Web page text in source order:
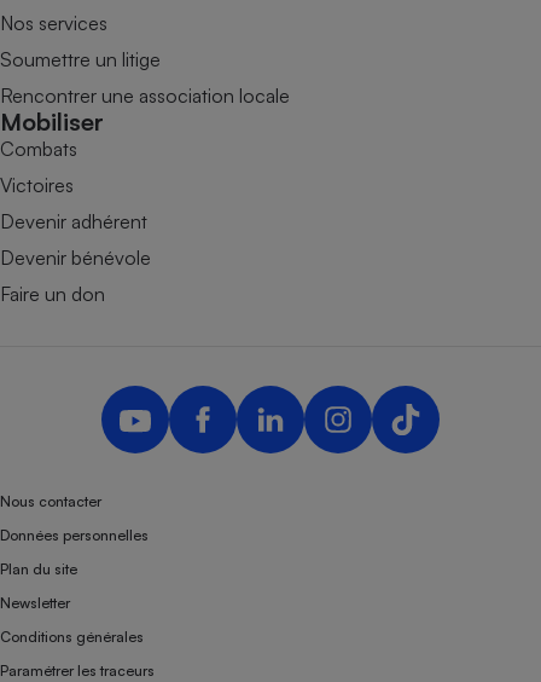
Nos services
Soumettre un litige
Rencontrer une association locale
Mobiliser
Combats
Victoires
Devenir adhérent
Devenir bénévole
Faire un don
Nous contacter
Données personnelles
Plan du site
Newsletter
Conditions générales
Paramétrer les traceurs